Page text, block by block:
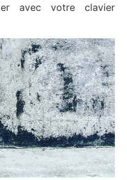
avec votre clavier